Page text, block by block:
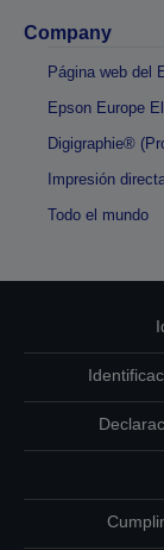
Company
Página web del
Epson Europe
Digigraphie®
Impresión
Todo el mundo